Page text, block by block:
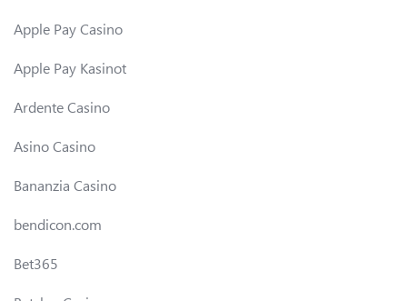
Apple Pay Casino
Apple Pay Kasinot
Ardente Casino
Asino Casino
Bananzia Casino
bendicon.com
Bet365